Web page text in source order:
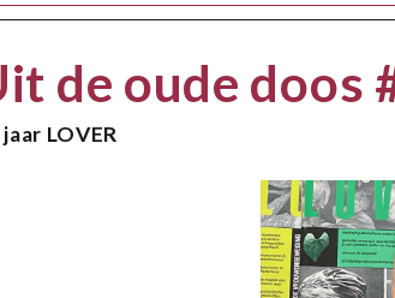
de oude doos
LOVER